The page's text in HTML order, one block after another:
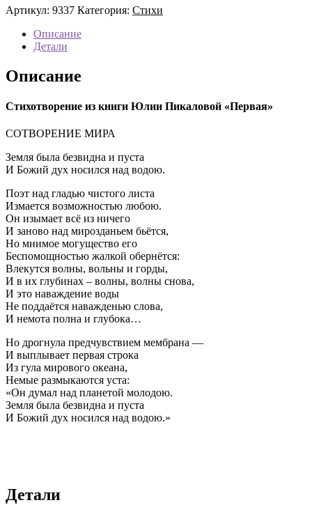
Артикул: 9337 Категория: Стихи
Описание
Детали
Описание
Стихотворение из книги Юлии Пикаловой «Первая»
СОТВОРЕНИЕ МИРА
Земля была безвидна и пуста
И Божий дух носился над водою.
Поэт над гладью чистого листа
Измается возможностью любою.
Он изымает всё из ничего
И заново над мирозданьем бьётся,
Но мнимое могущество его
Беспомощностью жалкой обернётся:
Влекутся волны, вольны и горды,
И в их глубинах – волны, волны снова,
И это наваждение воды
Не поддаётся наважденью слова,
И немота полна и глубока…
Но дрогнула предчувствием мембрана —
И выплывает первая строка
Из гула мирового океана,
Немые размыкаются уста:
«Он думал над планетой молодою.
Земля была безвидна и пуста
И Божий дух носился над водою.»
Детали